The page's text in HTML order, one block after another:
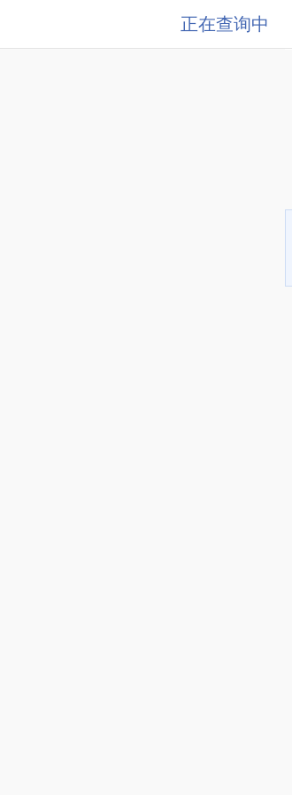
正在查询中